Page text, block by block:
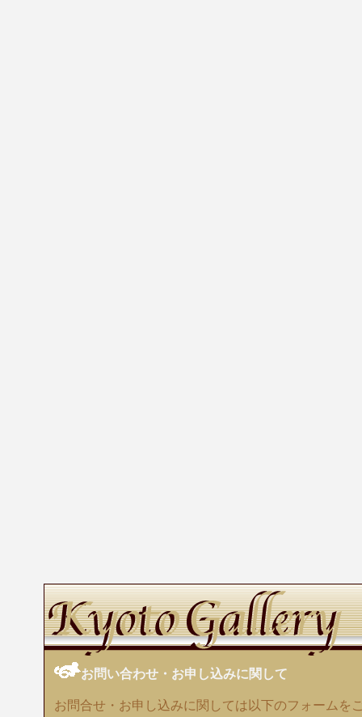
お問い合わせ・お申し込みに関して
お問合せ・お申し込みに関しては以下のフォームを